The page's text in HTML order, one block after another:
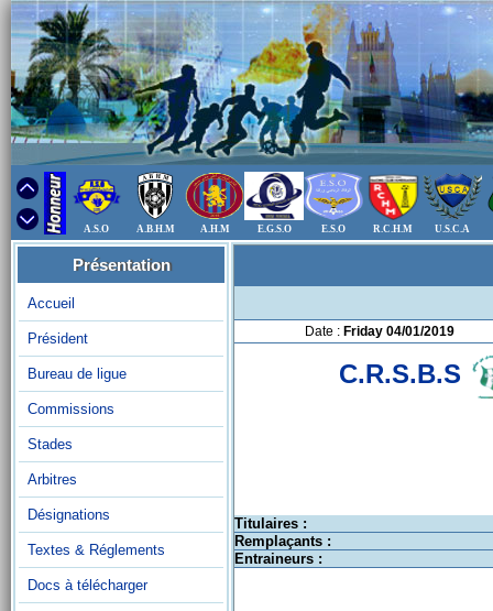
A.S.O A.B.H.M A.H.M E.G.S.O E.S.O R.C.H.M U.S.C.A
Présentation
Accueil
Président
Bureau de ligue
Commissions
Stades
Arbitres
Désignations
Textes & Réglements
Docs à télécharger
Date : Friday 04/01/2019
C.R.S.B.S
Titulaires :
Remplaçants :
Entraineurs :